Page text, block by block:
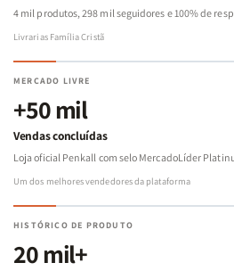
4 mil produtos, 298 mil seguidores e 100% de
Livrarias Família Cristã
MERCADO LIVRE
+50 mil
Vendas concluídas
Loja oficial Penkall com selo MercadoLíder
Um dos melhores vendedores da plataforma
HISTÓRICO DE PRODUTO
20 mil+